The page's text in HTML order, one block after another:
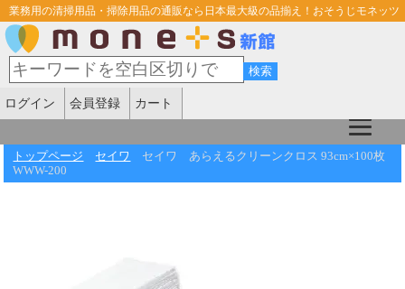
業務用の清掃用品・掃除用品の通販なら日本最大級の品揃え！おそうじモネッツ
ログイン 会員登録 カート
トップページ セイワ
セイワ あらえるクリーンクロス 93cm×100枚
WWW-200